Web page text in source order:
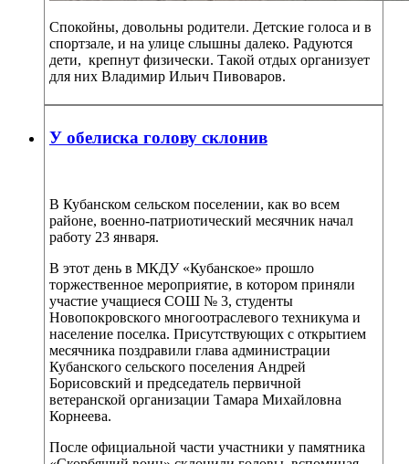
Спокойны, довольны родители. Детские голоса и в
спортзале, и на улице слышны далеко. Радуются
дети, крепнут физически. Такой отдых организует
для них Владимир Ильич Пивоваров.
У обелиска голову склонив
В Кубанском сельском поселении, как во всем
районе, военно-патриотический месячник начал
работу 23 января.
В этот день в МКДУ «Кубанское» прошло
торжественное мероприятие, в котором приняли
участие учащиеся СОШ № 3, студенты
Новопокровского многоотраслевого техникума и
население поселка. Присутствующих с открытием
месячника поздравили глава администрации
Кубанского сельского поселения Андрей
Борисовский и председатель первичной
ветеранской организации Тамара Михайловна
Корнеева.
После официальной части участники у памятника